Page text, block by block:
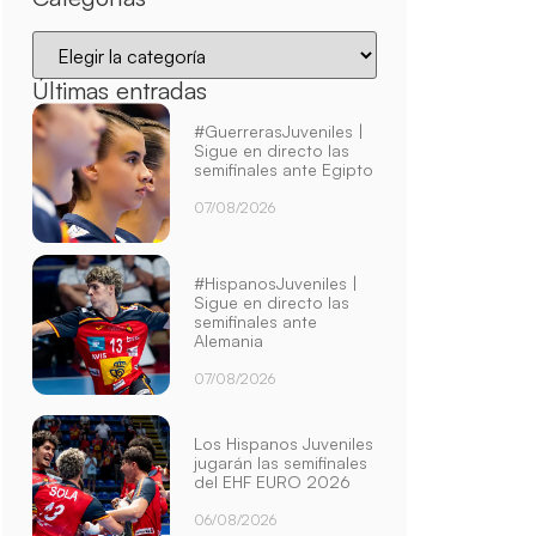
Últimas entradas
#GuerrerasJuveniles |
Sigue en directo las
semifinales ante Egipto
07/08/2026
#HispanosJuveniles |
Sigue en directo las
semifinales ante
Alemania
07/08/2026
Los Hispanos Juveniles
jugarán las semifinales
del EHF EURO 2026
06/08/2026